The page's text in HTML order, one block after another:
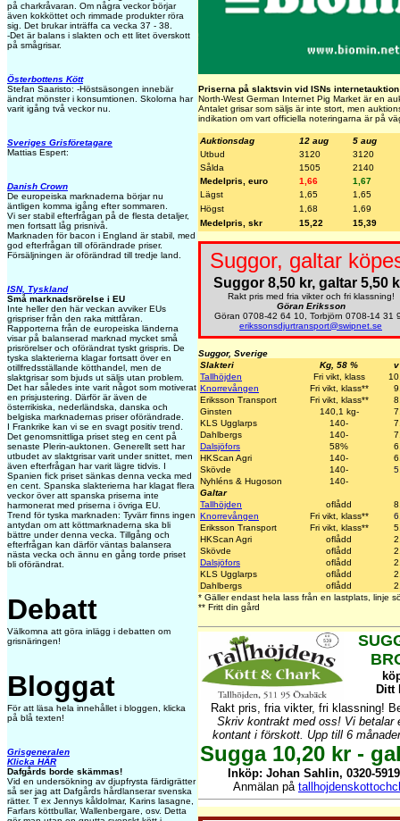
på charkråvaran. Om några veckor börjar
även kokköttet och rimmade produkter röra
sig. Det brukar inträffa ca vecka 37 - 38.
-Det är balans i slakten och ett litet överskott
på smågrisar.
Österbottens Kött
Stefan Saaristo: -Höstsäsongen innebär
ändrat mönster i konsumtionen. Skolorna har
varit igång två veckor nu.
Sveriges Grisföretagare
Mattias Espert:
Danish Crown
De europeiska marknaderna börjar nu
äntligen komma igång efter sommaren.
Vi ser stabil efterfrågan på de flesta detaljer,
men fortsatt låg prisnivå.
Marknaden för bacon i England är stabil, med
god efterfrågan till oförändrade priser.
Försäljningen är oförändrad till tredje land.
ISN, Tyskland
Små marknadsrörelse i EU
Inte heller den här veckan avviker EUs
grispriser från den raka mittfåran.
Rapporterna från de europeiska länderna
visar på balanserad marknad mycket små
prisrörelser och oförändrat tyskt grispris. De
tyska slakterierna klagar fortsatt över en
otillfredsställande kötthandel, men de
slaktgrisar som bjuds ut säljs utan problem.
Det har således inte varit något som motiverat
en prisjustering. Därför är även de
österrikiska, nederländska, danska och
belgiska marknadernas priser oförändrade.
I Frankrike kan vi se en svagt positiv trend.
Det genomsnittliga priset steg en cent på
senaste Plerin-auktonen. Generellt sett har
utbudet av slaktgrisar varit under snittet, men
även efterfrågan har varit lägre tidvis. I
Spanien fick priset sänkas denna vecka med
en cent. Spanska slakterierna har klagat flera
veckor över att spanska priserna inte
harmonerat med priserna i övriga EU.
Trend för tyska marknaden: Tyvärr finns ingen
antydan om att köttmarknaderna ska bli
bättre under denna vecka. Tillgång och
efterfrågan kan därför väntas balansera
nästa vecka och ännu en gång torde priset
bli oförändrat.
Debatt
Välkomna att göra inlägg i debatten om
grisnäringen!
Bloggat
För att läsa hela innehållet i bloggen, klicka
på blå texten!
Grisgeneralen
Klicka HÄR
Dafgårds borde skämmas!
Vid en undersökning av djupfrysta färdigrätter
så ser jag att Dafgårds hårdlanserar svenska
rätter. T ex Jennys kåldolmar, Karins lasagne,
Farfars köttbullar, Wallenbergare, osv. Detta
Priserna på slaktsvin vid ISNs internetauktion
North-West German Internet Pig Market är en
Antalet grisar som säljs är inte stort, men
indikation om vart officiella noteringarna är på
Auktionsdag 12 aug
5 aug
Utbud
3120
3120
Sålda
1505
2140
Medelpris, euro
1,66
1,67
Lägst
1,65
1,65
Högst
1,68
1,69
Medelpris, skr
15,22 15,39
Suggor, galtar
Suggor 8,50 kr, galtar 5,50
Rakt pris med fria vikter och fri klassning!
Göran Eriksson
Göran 0708-42 64 10, Torbjörn 0708-14 31
erikssonsdjurtransport@swipnet.se
Suggor, Sverige
Slakteri
Kg, 58 %
v
Tallhöjden
Fri vikt, klass
Knorrevången
Fri vikt, klass**
Eriksson Transport
Fri vikt, klass**
Ginsten
140,1 kg-
KLS Ugglarps
140-
Dahlbergs
140-
Dalsjöfors
58%
HKScan Agri
140-
Skövde
140-
Nyhléns & Hugoson
140-
Galtar
Tallhöjden
oflådd
Knorrevången
Fri vikt, klass**
Eriksson Transport
Fri vikt, klass**
HKScan Agri
oflådd
Skövde
oflådd
Dalsjöfors
oflådd
KLS Ugglarps
oflådd
Dahlbergs
oflådd
* Gäller endast hela lass från en lastplats, linje
** Fritt din gård
Ditt
Rakt pris, fria vikter, fri klassning!
Skriv kontrakt med oss! Vi betalar
kontant i förskott. Upp till 6
Sugga 10,20 kr -
Inköp: Johan Sahlin, 0320-
Anmälan på